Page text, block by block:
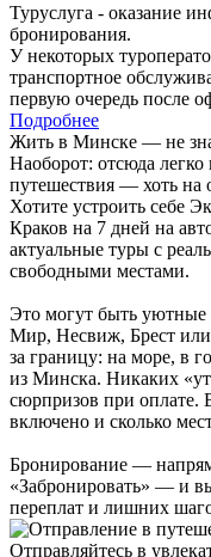
Туруслуга - оказание
бронирования.
У некоторых
транспортное
первую очередь после
Подробнее
Жить в Минске — не
Наоборот: отсюда легко
путешествия — хоть на
Хотите устроить себе
Краков на 7 дней на
актуальные туры с
свободными местами.
Это могут быть
Мир, Несвиж, Брест
за границу: на море, в
из Минска. Никаких
сюрпризов при оплате.
включено и сколько
Бронирование —
«Забронировать» — и
переплат и лишних
Отправляйтесь в